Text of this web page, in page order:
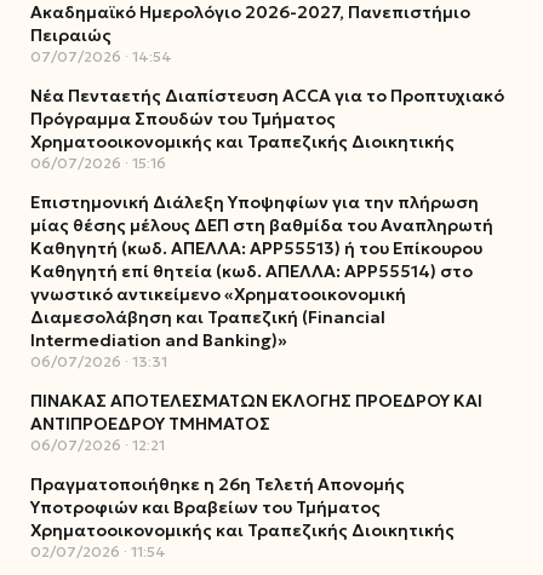
Ακαδημαϊκό Ημερολόγιο 2026-2027, Πανεπιστήμιο
Πειραιώς
07/07/2026 14:54
Νέα Πενταετής Διαπίστευση ACCA για το Προπτυχιακό
Πρόγραμμα Σπουδών του Τμήματος
Χρηματοοικονομικής και Τραπεζικής Διοικητικής
06/07/2026 15:16
Επιστημονική Διάλεξη Υποψηφίων για την πλήρωση
μίας θέσης μέλους ΔΕΠ στη βαθμίδα του Αναπληρωτή
Καθηγητή (κωδ. ΑΠΕΛΛΑ: ΑΡΡ55513) ή του Επίκουρου
Καθηγητή επί θητεία (κωδ. ΑΠΕΛΛΑ: ΑΡΡ55514) στο
γνωστικό αντικείμενο «Χρηματοοικονομική
Διαμεσολάβηση και Τραπεζική (Financial
Intermediation and Banking)»
06/07/2026 13:31
ΠΙΝΑΚΑΣ ΑΠΟΤΕΛΕΣΜΑΤΩΝ ΕΚΛΟΓΗΣ ΠΡΟΕΔΡΟΥ ΚΑΙ
ΑΝΤΙΠΡΟΕΔΡΟΥ ΤΜΗΜΑΤΟΣ
06/07/2026 12:21
Πραγματοποιήθηκε η 26η Τελετή Απονομής
Υποτροφιών και Βραβείων του Τμήματος
Χρηματοοικονομικής και Τραπεζικής Διοικητικής
02/07/2026 11:54